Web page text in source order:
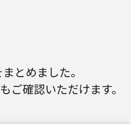
とめました。
ご確認いただけます。